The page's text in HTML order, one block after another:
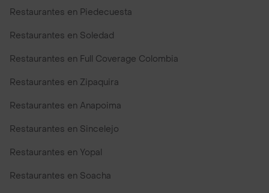
Restaurantes en Piedecuesta
Restaurantes en Soledad
Restaurantes en Full Coverage Colombia
Restaurantes en Zipaquira
Restaurantes en Anapoima
Restaurantes en Sincelejo
Restaurantes en Yopal
Restaurantes en Soacha